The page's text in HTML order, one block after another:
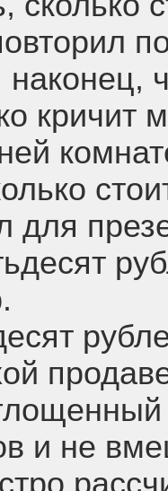
кричит
для
и не